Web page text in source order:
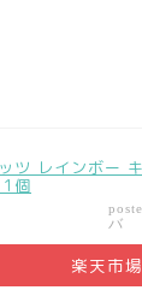
ツ レインボー
個
バ
楽天市場